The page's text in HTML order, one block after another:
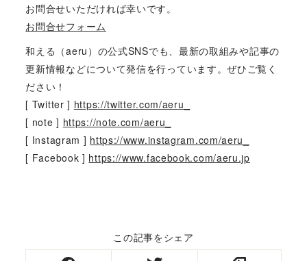
お問合せいただければ幸いです。
お問合せフォーム
和える（aeru）の公式SNSでも、最新の取組みや記事の
更新情報などについて発信を行っています。ぜひご覧く
ださい！
[ Twitter ] https://twitter.com/aeru_
[ note ] https://note.com/aeru_
[ Instagram ] https://www.instagram.com/aeru_
[ Facebook ] https://www.facebook.com/aeru.jp
この記事をシェア